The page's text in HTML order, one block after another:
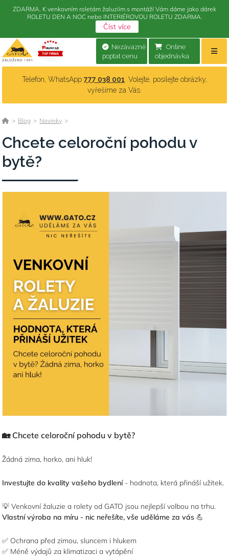
Online
objednávka
Nezávazně
poptat cenu
Telefon, WhatsApp 777 038 001 . Volejte, posílejte obrázky,
vyřešíme za Vás.
> Blog > Novinky >
Chcete celoroční pohodu v
bytě?
🏡 Chcete celoroční pohodu v bytě?
Žádná zima, horko, ani hluk!
Investujte do kvality vašeho bydlení - hodnota, která přináší užitek.
💡 Venkovní žaluzie a rolety od GATO jsou nejlepší volbou na trhu.
Vlastní výroba na míru - nic neřešíte, vše uděláme za vás 💪
✅ Ochrana před zimou, sluncem i hlukem
✅ Méně výdajů za klimatizaci a vytápění
ZDARMA. K venkovním roletám žaluziím s montáží Vám dáme jako dárek
ROLETU DEN A NOC nebo INTERIÉROVOU ROLETU ZDARMA.
Číst více